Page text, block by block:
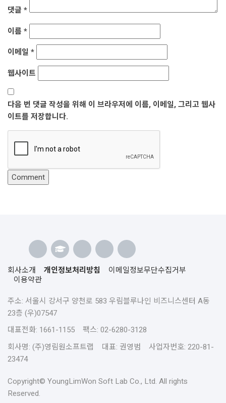
댓글 *
이름 *
이메일 *
웹사이트
다음 번 댓글 작성을 위해 이 브라우저에 이름, 이메일, 그리고 웹사
이트를 저장합니다.
회사소개 개인정보처리방침
이메일정보무단수집거부
이용약관
주소: 서울시 강서구 양천로 583 우림블루나인 비즈니스센터 A동
23층 (우)07547
대표전화: 1661-1155 팩스: 02-6280-3128
회사명: (주)영림원소프트랩 대표: 권영범 사업자번호: 220-81-
23474
Copyright© YoungLimWon Soft Lab Co., Ltd. All rights
Reserved.